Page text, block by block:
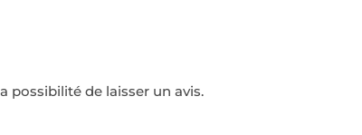
possibilité de laisser un avis.